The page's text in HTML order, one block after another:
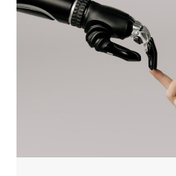
SENATORE
RON
JOHNSON
SUL
COVID,